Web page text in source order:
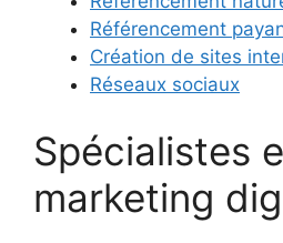
Référencement
Création de sites
Réseaux sociaux
Spécialistes
marketing